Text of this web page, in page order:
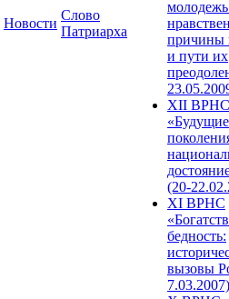
Новости
Слово
Патриарха
причины
и пути их
XII ВРНС
«Будущие
(20-
XI ВРНС
бедность:
вызовы
7.03.2007)